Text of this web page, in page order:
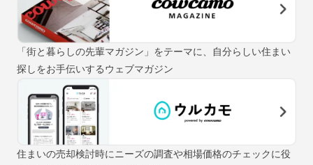
「街と暮らしの先輩マガジン」をテーマに、自分らしい住まい
探しをお手伝いするウェブマガジン
住まいの売却検討時にニーズの調査や相場価格のチェックに役